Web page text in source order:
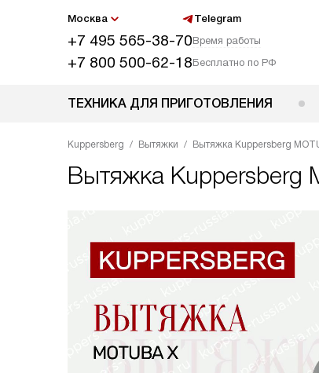
Москва Telegram
+7 495 565-38-70Время работы
+7 800 500-62-18Бесплатно по РФ
ТЕХНИКА ДЛЯ ПРИГОТОВЛЕНИЯ
Kuppersberg Вытяжки Вытяжка Kuppersberg
Вытяжка Kuppersberg